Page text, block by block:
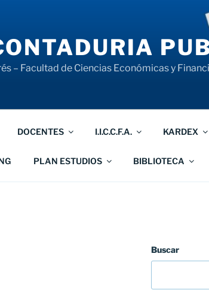
– Facultad de Ciencias Económicas y
DOCENTES I.I.C.C.F.A. KARDEX
PLAN ESTUDIOS BIBLIOTECA
Buscar